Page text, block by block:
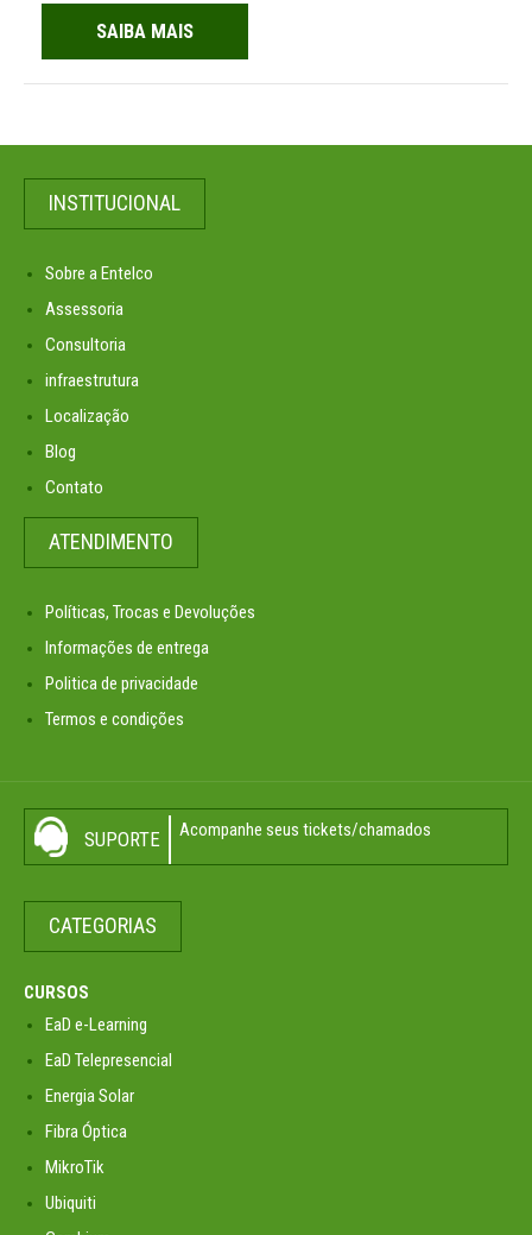
SAIBA MAIS
INSTITUCIONAL
Sobre a Entelco
Assessoria
Consultoria
infraestrutura
Localização
Blog
Contato
ATENDIMENTO
Políticas, Trocas e Devoluções
Informações de entrega
Politica de privacidade
Termos e condições
SUPORTE Acompanhe seus tickets/chamados
CATEGORIAS
CURSOS
EaD e-Learning
EaD Telepresencial
Energia Solar
Fibra Óptica
MikroTik
Ubiquiti